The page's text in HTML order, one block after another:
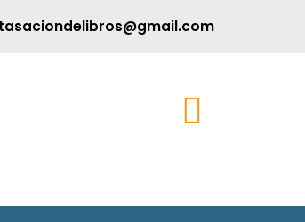
tasaciondelibros@gmail.com